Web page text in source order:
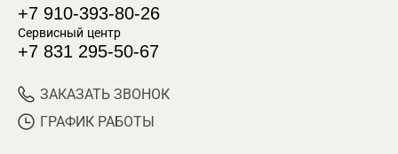
+7 910-393-80-26
Сервисный центр
+7 831 295-50-67
ЗАКАЗАТЬ ЗВОНОК
ГРАФИК РАБОТЫ